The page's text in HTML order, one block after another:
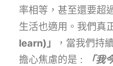
率相等，甚至還要超
生活也適用。我們真
learn)」
，當我們持
擔心焦慮的是 :
「